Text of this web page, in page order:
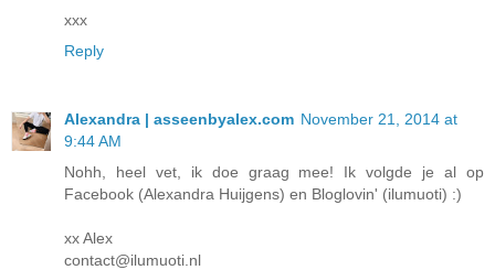
xxx
Reply
Alexandra | asseenbyalex.com November 21, 2014 at
9:44 AM
Nohh, heel vet, ik doe graag mee! Ik volgde je al op
Facebook (Alexandra Huijgens) en Bloglovin' (ilumuoti) :)
xx Alex
contact@ilumuoti.nl